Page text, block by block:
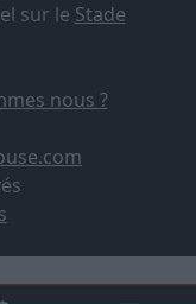
sur le Stade
nous ?